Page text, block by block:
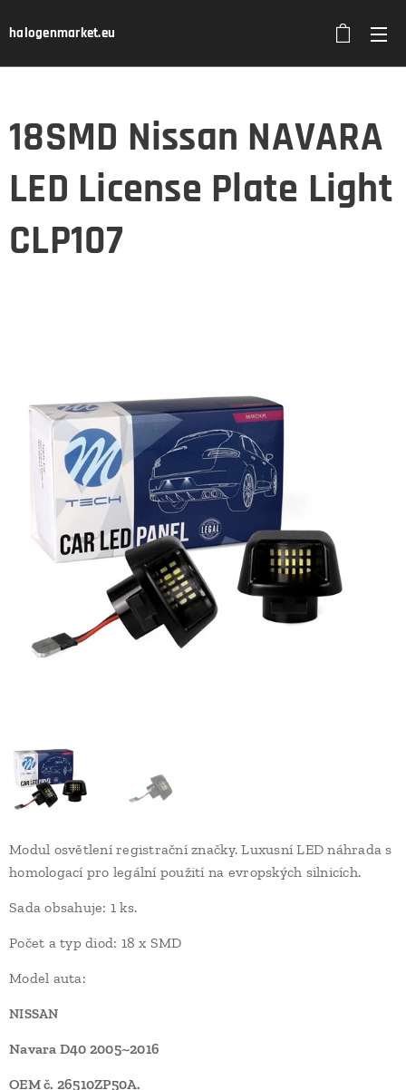
halogenmarket.eu
18SMD Nissan NAVARA
LED License Plate Light
CLP107
Modul osvětlení registrační značky. Luxusní LED náhrada s
homologací pro legální použití na evropských silnicích.
Sada obsahuje: 1 ks.
Počet a typ diod: 18 x SMD
Model auta:
NISSAN
Navara D40 2005~2016
OEM č. 26510ZP50A.